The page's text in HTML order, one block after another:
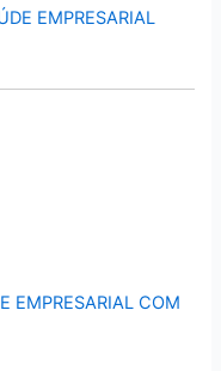
EMPRESARIAL
EMPRESARIAL COM